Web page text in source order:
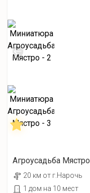
Агроусадьба Мястро
20 км от г.Нарочь
1 дом на 10 мест